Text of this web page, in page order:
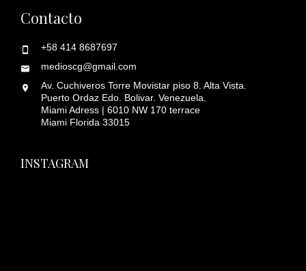
Contacto
+58 414 8687697
medioscg@gmail.com
Av. Cuchiveros Torre Movistar piso 8. Alta Vista.
Puerto Ordaz Edo. Bolivar. Venezuela.
Miami Adress | 6010 NW 170 terrace
Miami Florida 33015
INSTAGRAM